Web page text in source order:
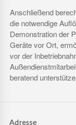
Anschließend
die notwendige
Demonstration der
Geräte vor Ort,
vor der
beratend
Adresse